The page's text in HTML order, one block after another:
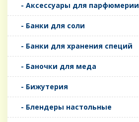
- Аксессуары для парфюмерии
- Банки для соли
- Банки для хранения специй
- Баночки для меда
- Бижутерия
- Блендеры настольные